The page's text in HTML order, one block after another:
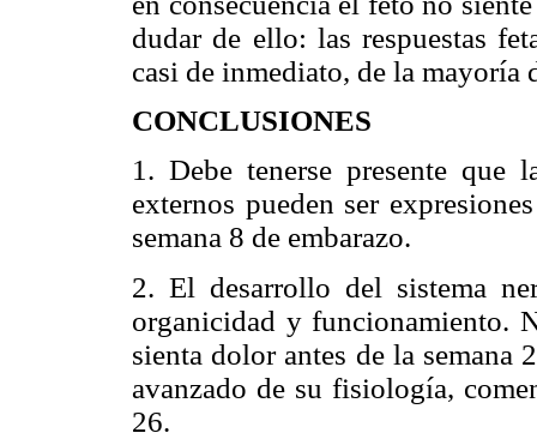
dudar de ello: las respuestas
casi de inmediato, de la mayoría
CONCLUSIONES
1. Debe tenerse presente que
externos pueden ser
semana 8 de embarazo.
2. El desarrollo del sistema
organicidad y funcionamiento.
sienta dolor antes de la semana
avanzado de su fisiología,
26.